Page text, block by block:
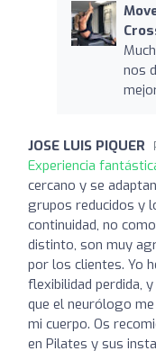
nos
JOSE LUIS PIQUER
Experiencia
cercano y se
grupos reducidos y
continuidad, no
distinto, son muy
por los clientes. Yo
flexibilidad perdida,
que el neurólogo
mi cuerpo. Os
en Pilates y sus